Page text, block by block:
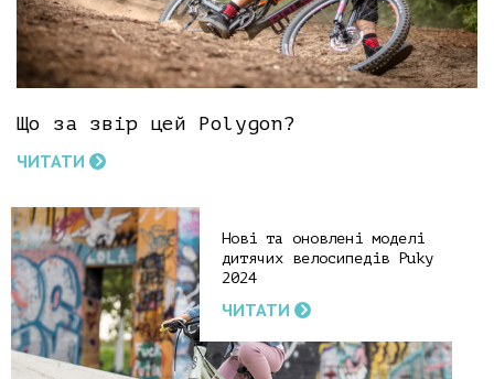
Що за звір цей Polygon?
ЧИТАТИ
Нові та оновлені моделі
дитячих велосипедів Puky
2024
ЧИТАТИ